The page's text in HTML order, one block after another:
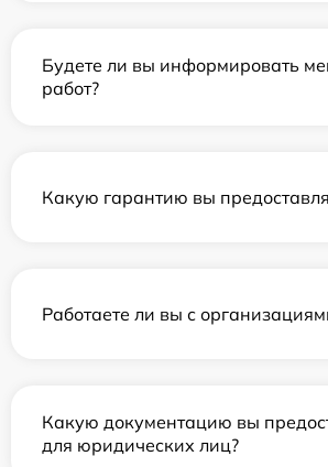
Будете ли вы информировать
работ?
Какую гарантию вы
Работаете ли вы с
Какую документацию вы
для юридических лиц?